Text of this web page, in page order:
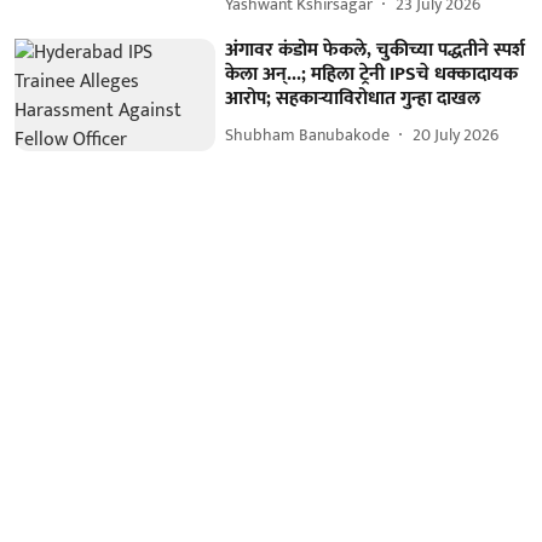
अंगावर कंडोम फेकले, चुकीच्या पद्धतीने स्पर्श
केला अन्...; महिला ट्रेनी IPSचे धक्कादायक
आरोप; सहकाऱ्याविरोधात गुन्हा दाखल
Shubham Banubakode 20 July 2026